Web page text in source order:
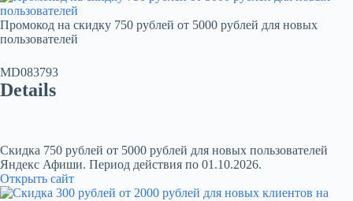
Промокод на скидку 750 рублей от 5000 рублей для новых
пользователей
MD083793
Details
Скидка 750 рублей от 5000 рублей для новых пользователей
Яндекс Афиши. Период действия по 01.10.2026.
Открыть сайт